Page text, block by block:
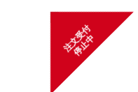
注
文
受
付
停
止
中